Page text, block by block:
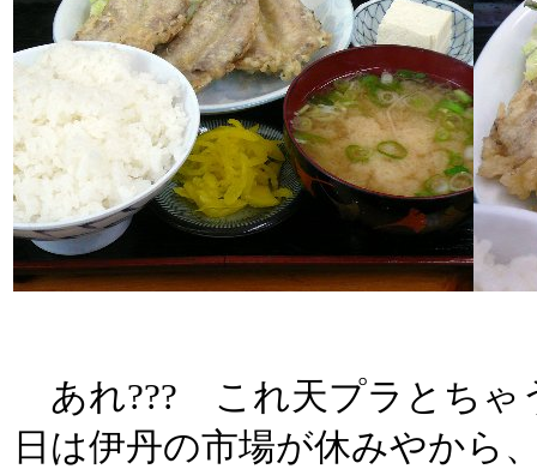
あれ??? これ天プラとちゃ
日は伊丹の市場が休みやから